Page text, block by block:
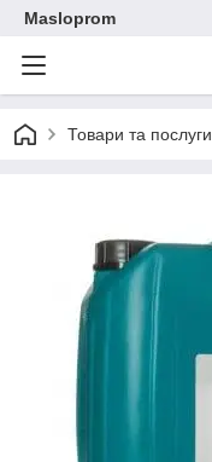
Masloprom
Товари та послуги